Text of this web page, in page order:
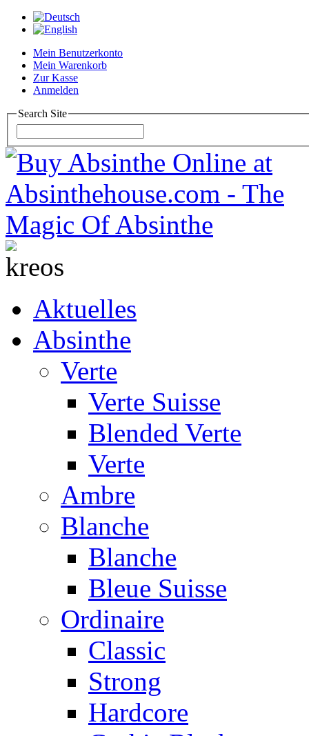
Mein Benutzerkonto
Mein Warenkorb
Zur Kasse
Anmelden
Search Site
Aktuelles
Absinthe
Verte
Verte Suisse
Blended Verte
Verte
Ambre
Blanche
Blanche
Bleue Suisse
Ordinaire
Classic
Strong
Hardcore